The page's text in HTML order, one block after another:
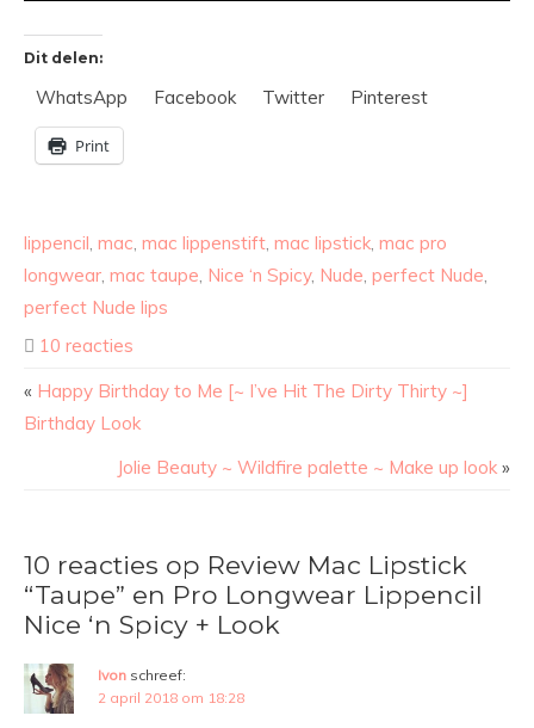
Dit delen:
WhatsApp Facebook Twitter Pinterest
Print
lippencil mac mac lippenstift mac lipstick mac pro
longwear mac taupe Nice ‘n Spicy, Nude perfect Nude
perfect Nude lips
10 reacties
« Happy Birthday to Me [~ I’ve Hit The Dirty Thirty ~]
Birthday Look
Jolie Beauty ~ Wildfire palette ~ Make up look »
10 reacties op Review Mac Lipstick
“Taupe” en Pro Longwear Lippencil
Nice ‘n Spicy + Look
Ivon schreef:
2 april 2018 om 18:28